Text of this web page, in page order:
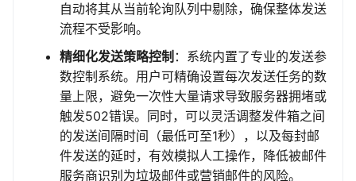
自动将其从当前轮询队列中剔除，确保整体发送
流程不受影响。
精细化发送策略控制 ：系统内置了专业的发送参
数控制系统。用户可精确设置每次发送任务的数
量上限，避免一次性大量请求导致服务器拥堵或
触发502错误。同时，可以灵活调整发件箱之间
的发送间隔时间（最低可至1秒），以及每封邮
件发送的延时，有效模拟人工操作，降低被邮件
服务商识别为垃圾邮件或营销邮件的风险。